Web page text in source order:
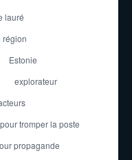
lauré
région
Estonie
explorateur
tromper la poste
propagande